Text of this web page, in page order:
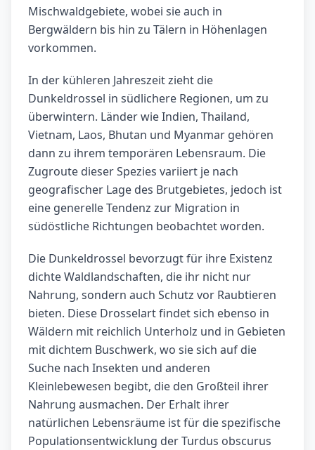
Mischwaldgebiete, wobei sie auch in
Bergwäldern bis hin zu Tälern in Höhenlagen
vorkommen.
In der kühleren Jahreszeit zieht die
Dunkeldrossel in südlichere Regionen, um zu
überwintern. Länder wie Indien, Thailand,
Vietnam, Laos, Bhutan und Myanmar gehören
dann zu ihrem temporären Lebensraum. Die
Zugroute dieser Spezies variiert je nach
geografischer Lage des Brutgebietes, jedoch ist
eine generelle Tendenz zur Migration in
südöstliche Richtungen beobachtet worden.
Die Dunkeldrossel bevorzugt für ihre Existenz
dichte Waldlandschaften, die ihr nicht nur
Nahrung, sondern auch Schutz vor Raubtieren
bieten. Diese Drosselart findet sich ebenso in
Wäldern mit reichlich Unterholz und in Gebieten
mit dichtem Buschwerk, wo sie sich auf die
Suche nach Insekten und anderen
Kleinlebewesen begibt, die den Großteil ihrer
Nahrung ausmachen. Der Erhalt ihrer
natürlichen Lebensräume ist für die spezifische
Populationsentwicklung der Turdus obscurus